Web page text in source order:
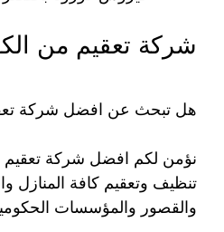
شركة تعقيم من
هل تبحث عن افضل شركة
نؤمن لكم افضل شركة تعقيم
تنظيف وتعقيم كافة المنازل
والقصور والمؤسسات